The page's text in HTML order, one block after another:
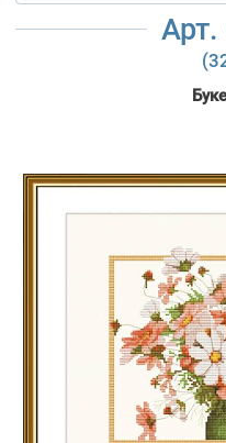
Арт.